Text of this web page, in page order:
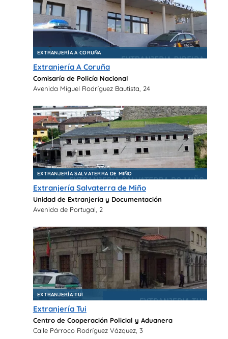
EXTRANJERÍA A CORUÑA
Extranjería A Coruña
Comisaría de Policía Nacional
Avenida Miguel Rodríguez Bautista, 24
EXTRANJERÍA SALVATERRA DE MIÑO
Extranjería Salvaterra de Miño
Unidad de Extranjería y Documentación
Avenida de Portugal, 2
EXTRANJERÍA TUI
Extranjería Tui
Centro de Cooperación Policial y Aduanera
Calle Párroco Rodríguez Vázquez, 3